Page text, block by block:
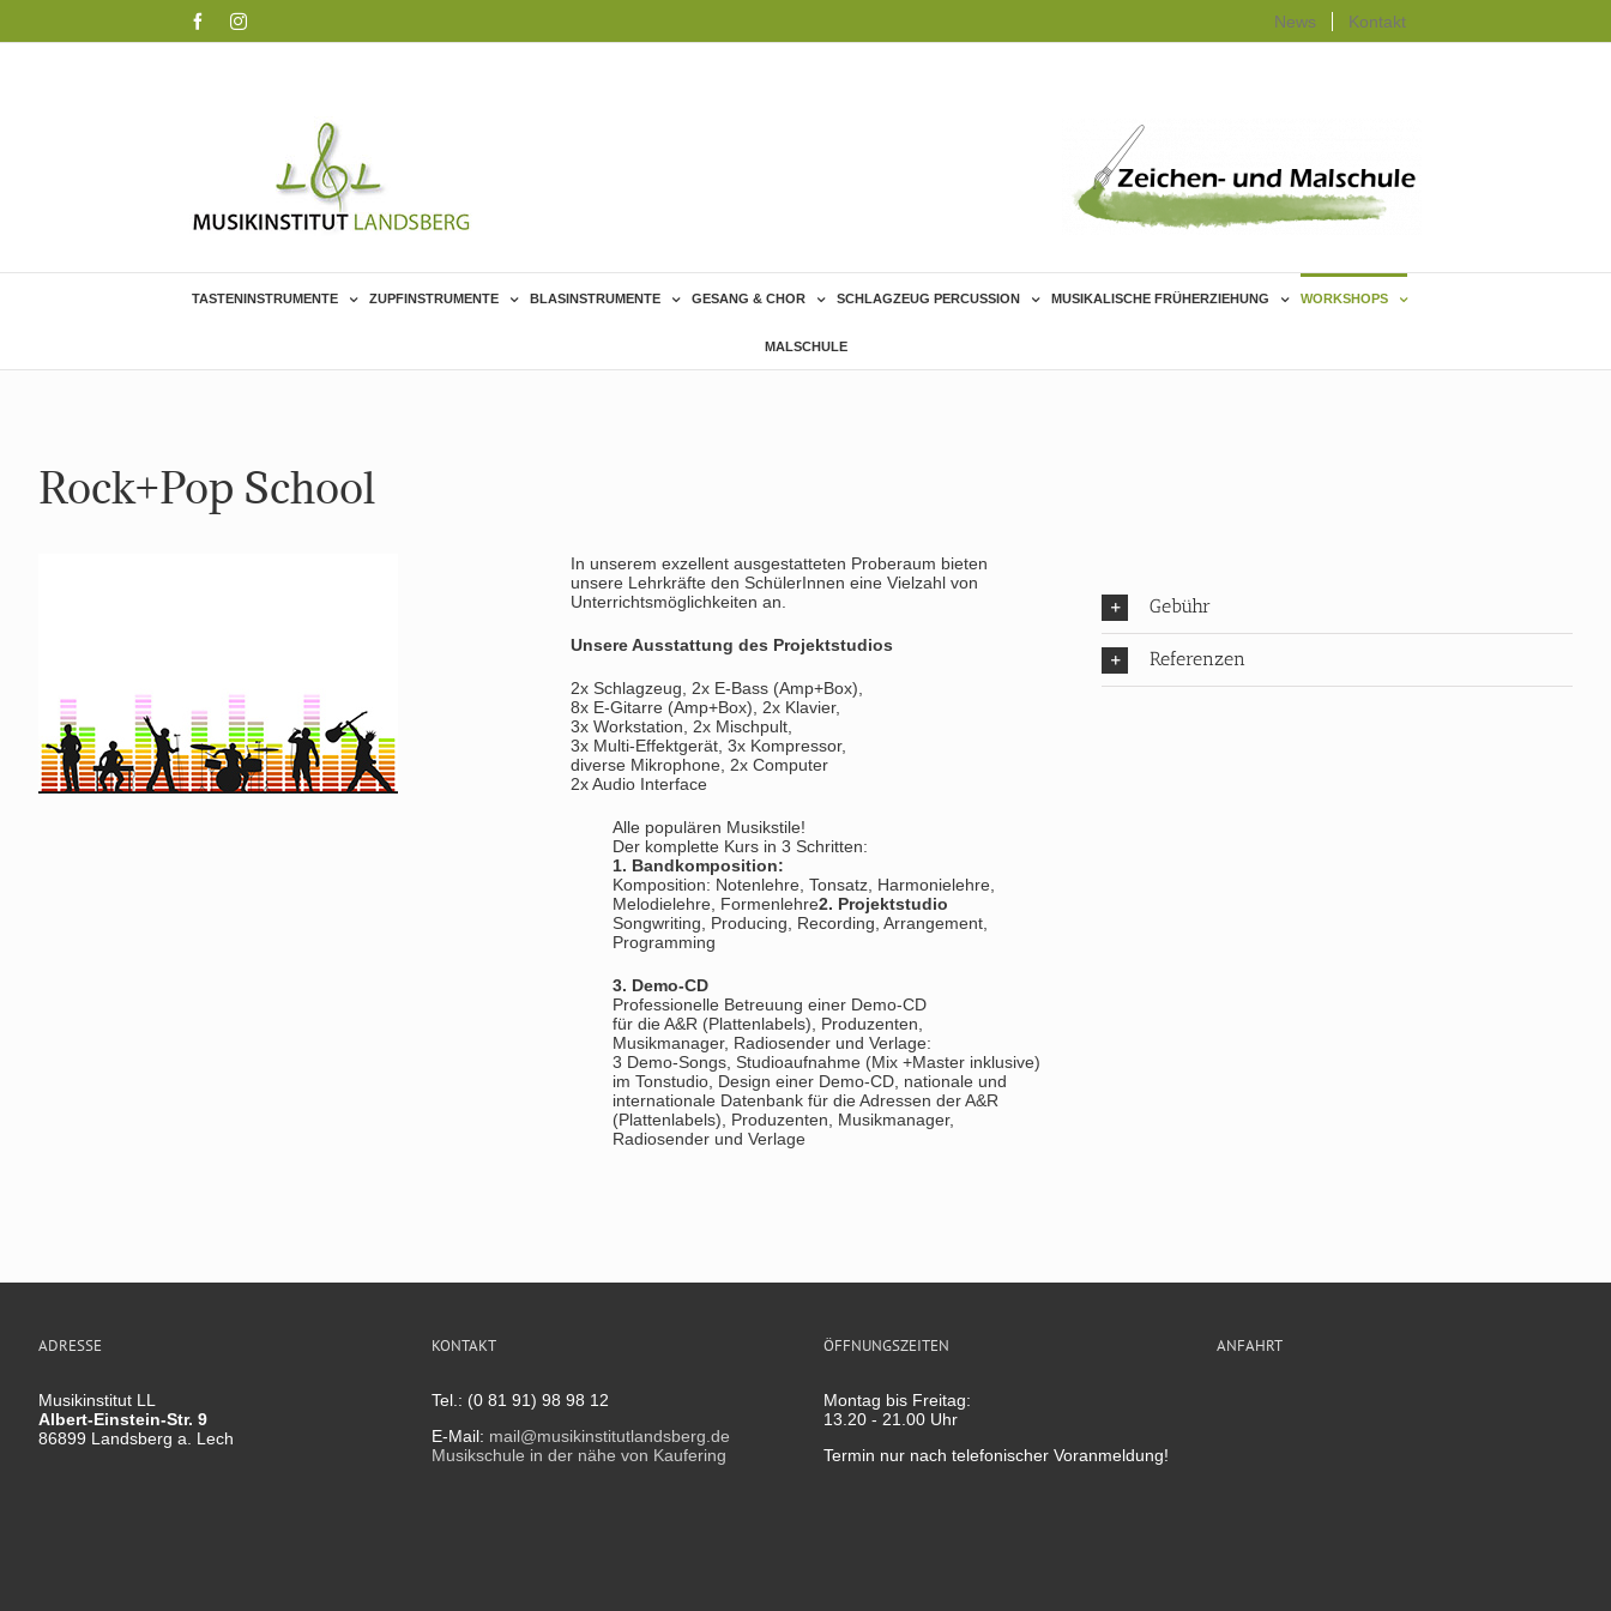
content
FacebookInstagram News Kontakt
TASTENINSTRUMENTE ZUPFINSTRUMENTE BLASINSTRUMENTE GESANG & CHOR SCHLAGZEUG PERCUSSION MUSIKALISCHE FRÜHERZIEHUNG WORKSHOPS
MALSCHULE
Rock+Pop School
In unserem exzellent ausgestatteten Proberaum bieten
unsere Lehrkräfte den SchülerInnen eine Vielzahl von
Unterrichtsmöglichkeiten an.
Unsere Ausstattung des Projektstudios
2x Schlagzeug, 2x E-Bass (Amp+Box),
8x E-Gitarre (Amp+Box), 2x Klavier,
3x Workstation, 2x Mischpult,
3x Multi-Effektgerät, 3x Kompressor,
diverse Mikrophone, 2x Computer
2x Audio Interface
Alle populären Musikstile!
Der komplette Kurs in 3 Schritten:
1. Bandkomposition:
Komposition: Notenlehre, Tonsatz, Harmonielehre,
Melodielehre, Formenlehre2. Projektstudio
Songwriting, Producing, Recording, Arrangement,
Programming
3. Demo-CD
Professionelle Betreuung einer Demo-CD
für die A&R (Plattenlabels), Produzenten,
Musikmanager, Radiosender und Verlage:
3 Demo-Songs, Studioaufnahme (Mix +Master inklusive)
im Tonstudio, Design einer Demo-CD, nationale und
internationale Datenbank für die Adressen der A&R
(Plattenlabels), Produzenten, Musikmanager,
Radiosender und Verlage
Gebühr
Referenzen
ADRESSE
Musikinstitut LL
Albert-Einstein-Str. 9
86899 Landsberg a. Lech
KONTAKT
Tel.: (0 81 91) 98 98 12
E-Mail: mail@musikinstitutlandsberg.de
Musikschule in der nähe von Kaufering
ÖFFNUNGSZEITEN
Montag bis Freitag:
13.20 - 21.00 Uhr
Termin nur nach telefonischer Voranmeldung!
ANFAHRT